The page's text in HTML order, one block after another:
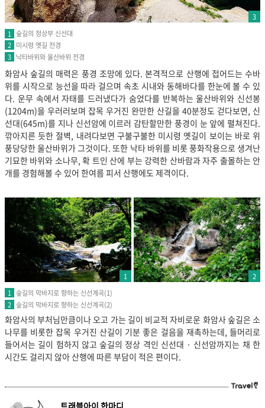
3
1 숲길의 정상부 신선대
2 미시령 옛길 전경
3 낙타바위와 울산바위 전경
화암사 숲길의 매력은 풍경 조망에 있다. 본격적으로 산행에 접어드는 수바
위를 시작으로 능선을 따라 걸으며 속초 시내와 동해바다를 한눈에 볼 수 있
다. 운무 속에서 자태를 드러냈다가 숨었다를 반복하는 울산바위와 신선봉
(1204m)을 우러러보며 잡목 우거진 완만한 산길을 40분정도 걷다보면, 신
선대(645m)를 지나 신선암에 이르러 감탄할만한 풍경이 눈 앞에 펼쳐진다.
깎아지른 듯한 절벽, 내려다보면 구불구불한 미시령 옛길이 보이는 바로 위
풍당당한 울산바위가 그것이다. 또한 낙타 바위를 비롯 풍화작용으로 생겨난
기묘한 바위와 소나무, 확 트인 산에 부는 강력한 산바람과 자주 출몰하는 안
개를 경험해볼 수 있어 한여름 피서 산행에도 제격이다.
1
2
1 숲길의 막바지로 향하는 신선계곡(1)
2 숲길의 막바지로 향하는 신선계곡(2)
화암사의 부처님만큼이나 오고 가는 길이 비교적 자비로운 화암사 숲길은 소
나무를 비롯한 잡목 우거진 산길이 기분 좋은 걸음을 재촉하는데, 들머리로
들어서는 길이 험하지 않고 숲길의 정상 격인 신선대 · 신선암까지는 채 한
시간도 걸리지 않아 산행에 따른 부담이 적은 편이다.